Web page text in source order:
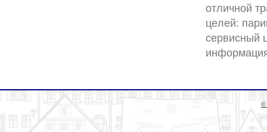
отличной
цeлей:
сервисный
©